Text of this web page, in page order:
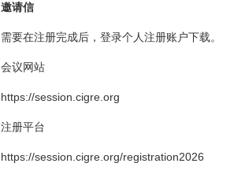
邀请信
需要在注册完成后，登录个人注册账户下载。
会议网站
https://session.cigre.org
注册平台
https://session.cigre.org/registration2026